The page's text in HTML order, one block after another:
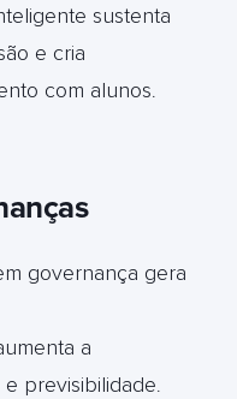
sustenta
e cria
com alunos.
governança gera
a
previsibilidade.